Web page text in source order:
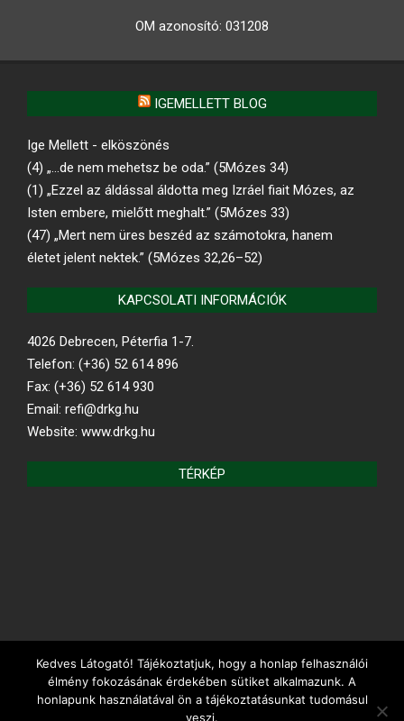
OM azonosító: 031208
IGEMELLETT BLOG
Ige Mellett - elköszönés
(4) „…de nem mehetsz be oda.” (5Mózes 34)
(1) „Ezzel az áldással áldotta meg Izráel fiait Mózes, az
Isten embere, mielőtt meghalt.” (5Mózes 33)
(47) „Mert nem üres beszéd az számotokra, hanem
életet jelent nektek.” (5Mózes 32,26–52)
KAPCSOLATI INFORMÁCIÓK
4026 Debrecen, Péterfia 1-7.
Telefon: (+36) 52 614 896
Fax: (+36) 52 614 930
Email: refi@drkg.hu
Website: www.drkg.hu
TÉRKÉP
REFORMÁTUS.HU
Kedves Látogató! Tájékoztatjuk, hogy a honlap felhasználói
élmény fokozásának érdekében sütiket alkalmazunk. A
honlapunk használatával ön a tájékoztatásunkat tudomásul
veszi.